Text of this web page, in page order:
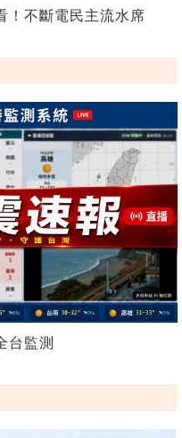
！不斷電民主流水席
台監測